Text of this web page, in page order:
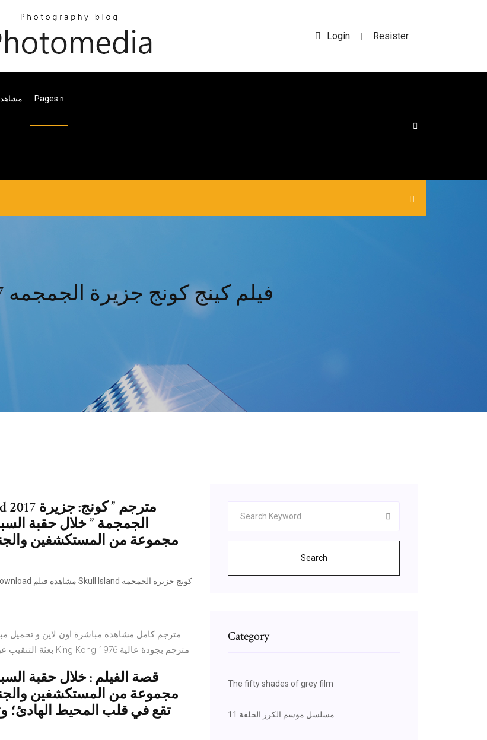
Login | Resister
Pages
فيلم كينج كونج جزيرة الجمجمه 2017 مترجم
الجمجمة ” خلال حقبة
مجموعة من المستكشفين
بعثة التنقيب عن النفط في جزيرة معزولة واجه غوريلا عملاق ضخم.. مشاهدة فيلم King Kong 1976 مترجم بجودة عالية
قصة الفيلم : خلال حقبة
مجموعة من المستكشفين
تقع في قلب المحيط الهادئ؛
Search
Category
The fifty shades of grey film
مسلسل موسم الكرز الحلقة 11